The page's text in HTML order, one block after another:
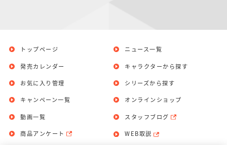
トップページ
発売カレンダー
お気に入り管理
ニュース一覧
キャラクターから探す
シリーズから探す
キャンペーン一覧
動画一覧
商品アンケート
オンラインショップ
スタッフブログ
WEB取説